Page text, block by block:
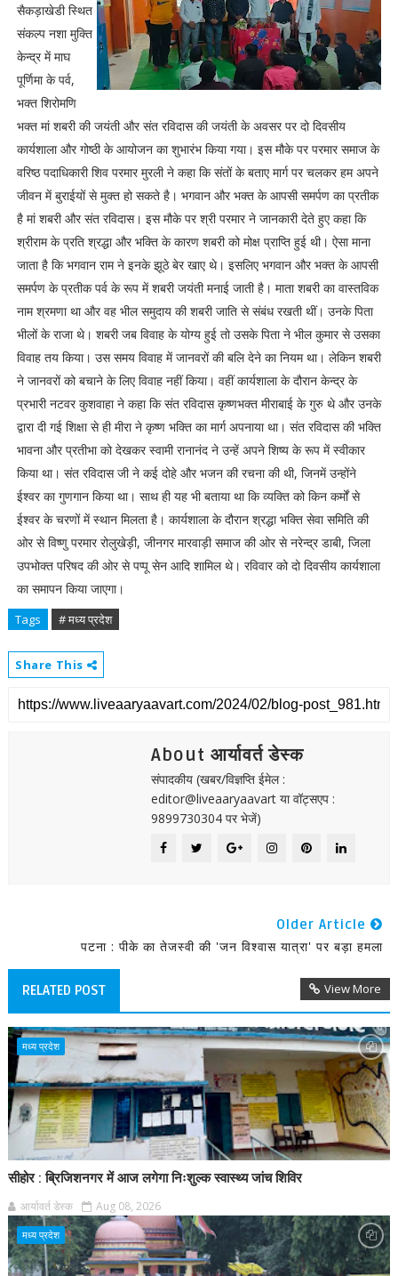
सैकड़ाखेडी स्थित
संकल्प नशा मुक्ति
केन्द्र में माघ
पूर्णिमा के पर्व,
भक्त शिरोमणि
भक्त मां शबरी की जयंती और संत रविदास की जयंती के अवसर पर दो दिवसीय
कार्यशाला और गोष्ठी के आयोजन का शुभारंभ किया गया। इस मौके पर परमार समाज के
वरिष्ठ पदाधिकारी शिव परमार मुरली ने कहा कि संतों के बताए मार्ग पर चलकर हम अपने
जीवन में बुराईयों से मुक्त हो सकते है। भगवान और भक्त के आपसी समर्पण का प्रतीक
है मां शबरी और संत रविदास। इस मौके पर श्री परमार ने जानकारी देते हुए कहा कि
श्रीराम के प्रति श्रद्धा और भक्ति के कारण शबरी को मोक्ष प्राप्ति हुई थी। ऐसा माना
जाता है कि भगवान राम ने इनके झूठे बेर खाए थे। इसलिए भगवान और भक्त के आपसी
समर्पण के प्रतीक पर्व के रूप में शबरी जयंती मनाई जाती है। माता शबरी का वास्तविक
नाम श्रमणा था और वह भील समुदाय की शबरी जाति से संबंध रखती थीं। उनके पिता
भीलों के राजा थे। शबरी जब विवाह के योग्य हुई तो उसके पिता ने भील कुमार से उसका
विवाह तय किया। उस समय विवाह में जानवरों की बलि देने का नियम था। लेकिन शबरी
ने जानवरों को बचाने के लिए विवाह नहीं किया। वहीं कार्यशाला के दौरान केन्द्र के
प्रभारी नटवर कुशवाहा ने कहा कि संत रविदास कृष्णभक्त मीराबाई के गुरु थे और उनके
द्वारा दी गई शिक्षा से ही मीरा ने कृष्ण भक्ति का मार्ग अपनाया था। संत रविदास की भक्ति
भावना और प्रतीभा को देखकर स्वामी रानानंद ने उन्हें अपने शिष्य के रूप में स्वीकार
किया था। संत रविदास जी ने कई दोहे और भजन की रचना की थी, जिनमें उन्होंने
ईश्वर का गुणगान किया था। साथ ही यह भी बताया था कि व्यक्ति को किन कर्मों से
ईश्वर के चरणों में स्थान मिलता है। कार्यशाला के दौरान श्रद्धा भक्ति सेवा समिति की
ओर से विष्णु परमार रोलुखेड़ी, जीनगर मारवाड़ी समाज की ओर से नरेन्द्र डाबी, जिला
उपभोक्त परिषद की ओर से पप्पू सेन आदि शामिल थे। रविवार को दो दिवसीय कार्यशाला
का समापन किया जाएगा।
Tags # मध्य प्रदेश
Share This
About आर्यावर्त डेस्क
संपादकीय (खबर/विज्ञप्ति ईमेल :
editor@liveaaryaavart या वॉट्सएप :
9899730304 पर भेजें)
Older Article
पटना : पीके का तेजस्वी की 'जन विश्वास यात्रा' पर बड़ा हमला
RELATED POST View More
मध्य प्रदेश
सीहोर : ब्रिजिशनगर में आज लगेगा निःशुल्क स्वास्थ्य जांच शिविर
आर्यावर्त डेस्क Aug 08, 2026
मध्य प्रदेश